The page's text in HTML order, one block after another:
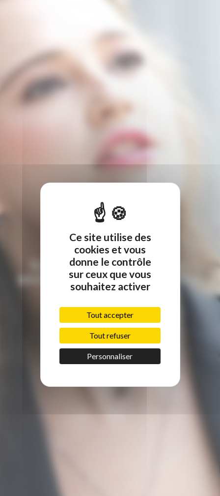
#actualite
Rénovation énergétique :
améliorer le confort de votre
logement en été
Ce site utilise des
cookies et vous
donne le contrôle
sur ceux que vous
souhaitez activer
Tout accepter
Tout refuser
Personnaliser